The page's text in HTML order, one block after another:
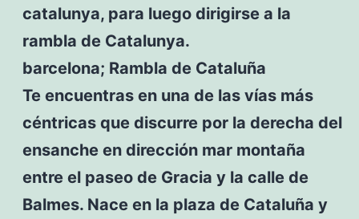
catalunya, para luego dirigirse a la
rambla de Catalunya.
barcelona; Rambla de Cataluña
Te encuentras en una de las vías más
céntricas que discurre por la derecha del
ensanche en dirección mar montaña
entre el paseo de Gracia y la calle de
Balmes. Nace en la plaza de Cataluña y